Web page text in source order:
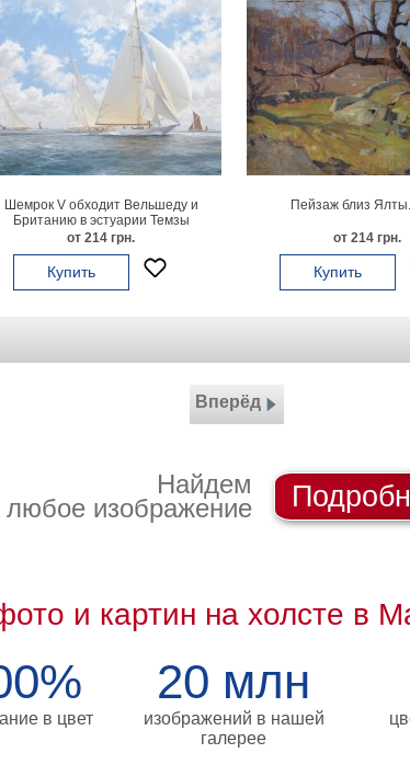
Шемрок V обходит Вельшеду и
Британию в эстуарии Темзы
от 214 грн.
Купить
Пейзаж близ
от 214 грн.
Купить
Вперёд
Найдем
любое изображение
и картин на холсте в
в цвет
20 млн
изображений в нашей
галерее